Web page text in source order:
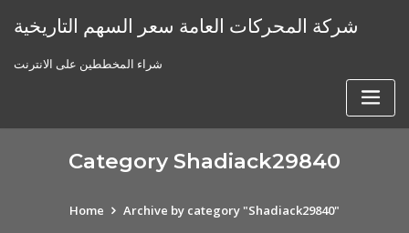
شركة المحركات العامة سعر السهم التاريخية
شراء المخططين على الانترنت
Category Shadiack29840
Home Archive by category "Shadiack29840"